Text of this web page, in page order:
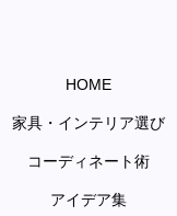
HOME
家具・インテリア選び
コーディネート術
アイデア集